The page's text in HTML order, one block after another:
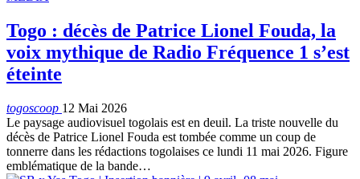
Togo : décès de Patrice Lionel Fouda, la
voix mythique de Radio Fréquence 1 s’est
éteinte
togoscoop 12 Mai 2026
Le paysage audiovisuel togolais est en deuil. La triste nouvelle du
décès de Patrice Lionel Fouda est tombée comme un coup de
tonnerre dans les rédactions togolaises ce lundi 11 mai 2026. Figure
emblématique de la bande…